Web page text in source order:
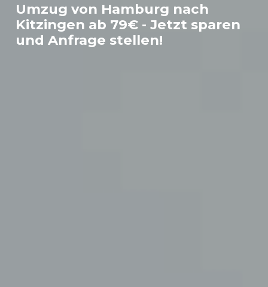
Umzug von Hamburg nach
Kitzingen ab 79€ - Jetzt sparen
und Anfrage stellen!